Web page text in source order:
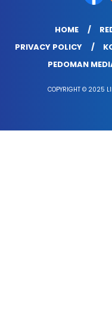
HOME
PRIVACY POLICY
PEDOMAN
COPYRIGHT © 2025